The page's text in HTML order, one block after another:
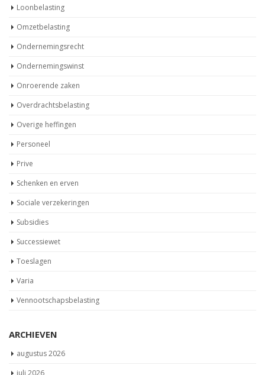
Loonbelasting
Omzetbelasting
Ondernemingsrecht
Ondernemingswinst
Onroerende zaken
Overdrachtsbelasting
Overige heffingen
Personeel
Prive
Schenken en erven
Sociale verzekeringen
Subsidies
Successiewet
Toeslagen
Varia
Vennootschapsbelasting
ARCHIEVEN
augustus 2026
juli 2026